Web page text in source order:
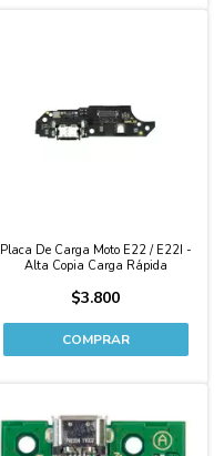
Placa De Carga Moto E22 / E22I -
Alta Copia Carga Rápida
$3.800